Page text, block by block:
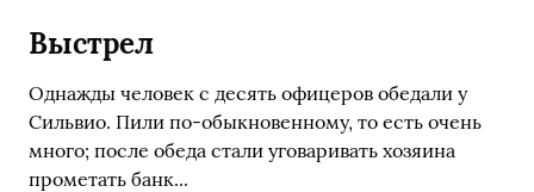
Выстрел
Однажды человек с десять офицеров обедали у
Сильвио. Пили по-обыкновенному, то есть очень
много; после обеда стали уговаривать хозяина
прометать банк...